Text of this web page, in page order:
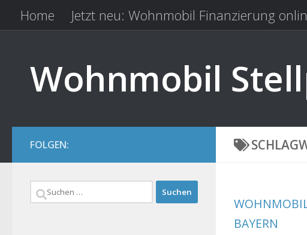
Zum Inhalt springen
Home Jetzt neu: Wohnmobil Finanzierung
Wohnmobil
BAYERN
FOLGEN:
Suchen